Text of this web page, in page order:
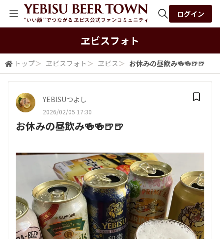
検索
ログイン
ヱビスフォト
トップ＞ ヱビスフォト ＞ ヱビス＞ お休みの昼飲み🍻🍻🍺🍺
YEBISUつよし
2026/02/05 17:30
お休みの昼飲み🍻🍻🍺🍺